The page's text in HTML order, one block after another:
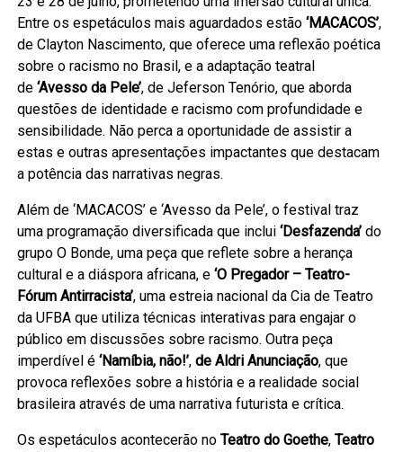
Entre os espetáculos mais aguardados estão‘MACACOS’,
de Clayton Nascimento, que oferece uma reflexão poética
sobre o racismo no Brasil, e a adaptação teatral
de‘Avesso da Pele’, de Jeferson Tenório, que aborda
questões de identidade e racismo com profundidade e
sensibilidade. Não perca a oportunidade de assistir a
estas e outras apresentações impactantes que destacam
a potência das narrativas negras.
Além de ‘MACACOS’ e ‘Avesso da Pele’, o festival traz
uma programação diversificada que inclui‘Desfazenda’ do
grupo O Bonde, uma peça que reflete sobre a herança
cultural e a diáspora africana, e‘O Pregador – Teatro-
Fórum Antirracista’, uma estreia nacional da Cia de Teatro
da UFBA que utiliza técnicas interativas para engajar o
público em discussões sobre racismo. Outra peça
imperdível é‘Namíbia, não!’, de Aldri Anunciação, que
provoca reflexões sobre a história e a realidade social
brasileira através de uma narrativa futurista e crítica.
Os espetáculos acontecerão noTeatro do Goethe,Teatro